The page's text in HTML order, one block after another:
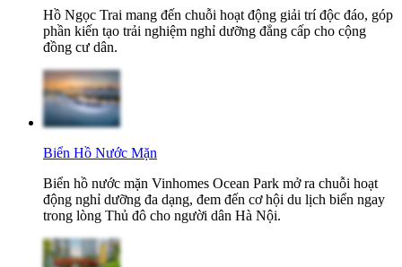
Hồ Ngọc Trai mang đến chuỗi hoạt động giải trí độc đáo, góp
phần kiến tạo trải nghiệm nghỉ dưỡng đẳng cấp cho cộng
đồng cư dân.
Biển Hồ Nước Mặn
Biển hồ nước mặn Vinhomes Ocean Park mở ra chuỗi hoạt
động nghỉ dưỡng đa dạng, đem đến cơ hội du lịch biển ngay
trong lòng Thủ đô cho người dân Hà Nội.